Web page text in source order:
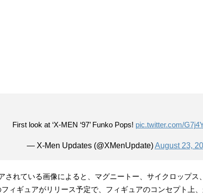
First look at ‘X-MEN ‘97’ Funko Pops! pic.twitter.com/
— X-Men Updates (@XMenUpdate) August 23,
されている画像によると、マグニートー、サイクロップス
フィギュアがリリース予定で、フィギュアのコンセプト上